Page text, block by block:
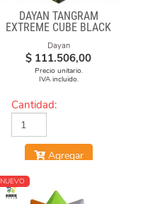
DAYAN TANGRAM
EXTREME CUBE BLACK
Dayan
$ 111.506,00
Precio unitario.
IVA incluido.
Cantidad:
Agregar
NUEVO